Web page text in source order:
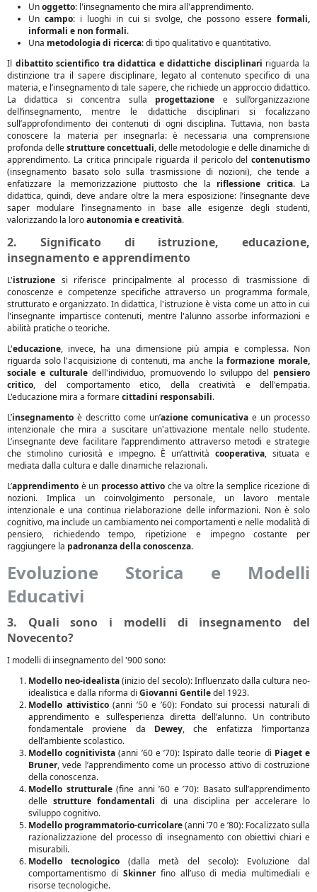
Unoggetto: l'insegnamento che mira all'apprendimento.
Un campo: i luoghi in cui si svolge, che possono essereformali,
informali e non formali.
Una metodologia di ricerca: di tipo qualitativo e quantitativo.
Il dibattito scientifico tra didattica e didattiche disciplinari riguarda la
distinzione tra il sapere disciplinare, legato al contenuto specifico di una
materia, e l’insegnamento di tale sapere, che richiede un approccio didattico.
La didattica si concentra sulla progettazione e sull’organizzazione
dell’insegnamento, mentre le didattiche disciplinari si focalizzano
sull’approfondimento dei contenuti di ogni disciplina. Tuttavia, non basta
conoscere la materia per insegnarla: è necessaria una comprensione
profonda dellestrutture concettuali, delle metodologie e delle dinamiche di
apprendimento. La critica principale riguarda il pericolo del contenutismo
(insegnamento basato solo sulla trasmissione di nozioni), che tende a
enfatizzare la memorizzazione piuttosto che la riflessione critica. La
didattica, quindi, deve andare oltre la mera esposizione: l’insegnante deve
saper modulare l’insegnamento in base alle esigenze degli studenti,
valorizzando la loroautonomia e creatività.
2. Significato di istruzione, educazione,
insegnamento e apprendimento
L'istruzione si riferisce principalmente al processo di trasmissione di
conoscenze e competenze specifiche attraverso un programma formale,
strutturato e organizzato. In didattica, l'istruzione è vista come un atto in cui
l'insegnante impartisce contenuti, mentre l'alunno assorbe informazioni e
abilità pratiche o teoriche.
L'educazione, invece, ha una dimensione più ampia e complessa. Non
riguarda solo l'acquisizione di contenuti, ma anche laformazione morale,
sociale e culturaledell'individuo, promuovendo lo sviluppo del pensiero
critico, del comportamento etico, della creatività e dell'empatia.
L'educazione mira a formarecittadini responsabili.
L’insegnamento è descritto come un’azione comunicativa e un processo
intenzionale che mira a suscitare un'attivazione mentale nello studente.
L’insegnante deve facilitare l’apprendimento attraverso metodi e strategie
che stimolino curiosità e impegno. È un’attivitàcooperativa, situata e
mediata dalla cultura e dalle dinamiche relazionali.
L’apprendimento è un processo attivo che va oltre la semplice ricezione di
nozioni. Implica un coinvolgimento personale, un lavoro mentale
intenzionale e una continua rielaborazione delle informazioni. Non è solo
cognitivo, ma include un cambiamento nei comportamenti e nelle modalità di
pensiero, richiedendo tempo, ripetizione e impegno costante per
raggiungere la padronanza della conoscenza.
Evoluzione Storica e Modelli
Educativi
3. Quali sono i modelli di insegnamento del
Novecento?
I modelli di insegnamento del '900 sono:
Modello neo-idealista(inizio del secolo): Influenzato dalla cultura neo-
idealistica e dalla riforma di Giovanni Gentiledel 1923.
Modello attivistico(anni ’50 e ’60): Fondato sui processi naturali di
apprendimento e sull’esperienza diretta dell’alunno. Un contributo
fondamentale proviene da Dewey, che enfatizza l’importanza
dell’ambiente scolastico.
Modello cognitivista (anni ’60 e ’70): Ispirato dalle teorie di Piaget e
Bruner, vede l’apprendimento come un processo attivo di costruzione
della conoscenza.
Modello strutturale(fine anni ’60 e ’70): Basato sull’apprendimento
delle strutture fondamentali di una disciplina per accelerare lo
sviluppo cognitivo.
Modello programmatorio-curricolare(anni ’70 e ’80): Focalizzato sulla
razionalizzazione del processo di insegnamento con obiettivi chiari e
misurabili.
Modello tecnologico (dalla metà del secolo): Evoluzione dal
comportamentismo di Skinnerfino all’uso di media multimediali e
risorse tecnologiche.